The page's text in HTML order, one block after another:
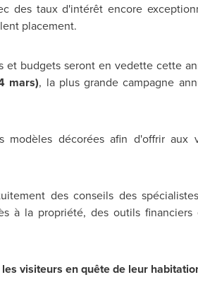
des taux d'intérêt encore
placement.
budgets seront en vedette cette
mars), la plus grande campagne
décorées afin d'offrir aux
des conseils des
à la propriété, des outils
visiteurs en quête de leur